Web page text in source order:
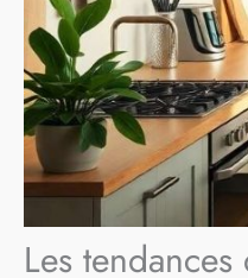
Les